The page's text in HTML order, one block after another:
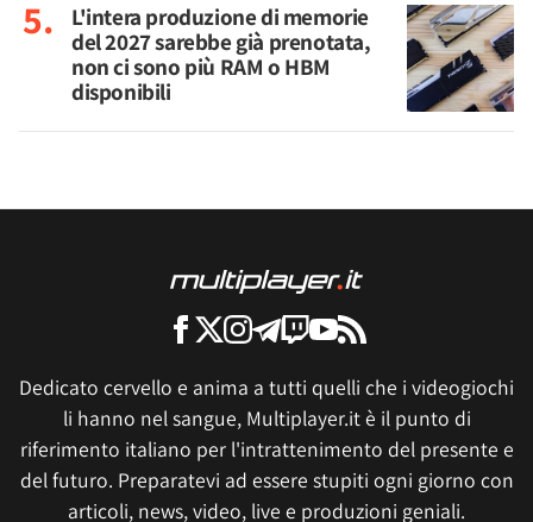
L'intera produzione di memorie
del 2027 sarebbe già prenotata,
non ci sono più RAM o HBM
disponibili
Dedicato cervello e anima a tutti quelli che i videogiochi
li hanno nel sangue, Multiplayer.it è il punto di
riferimento italiano per l'intrattenimento del presente e
del futuro. Preparatevi ad essere stupiti ogni giorno con
articoli, news, video, live e produzioni geniali.